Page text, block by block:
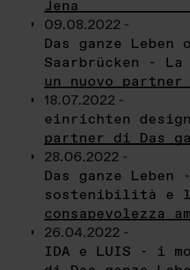
Jena
09.08.2022 -
Das ganze Leben
Saarbrücken -
un nuovo partner
18.07.2022 -
einrichten
partner di Das
28.06.2022 -
Das ganze Leben
sostenibilità e
consapevolezza
26.04.2022 -
IDA e LUIS - i